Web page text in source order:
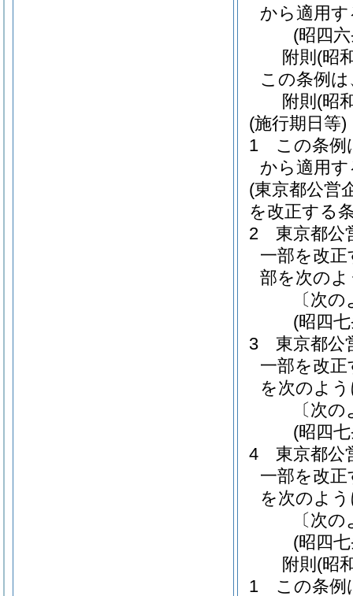
から適用
(昭四
附則 (昭
この条例
附則 (昭
(施行期日等)
1
この条例
から適用
(東京都公営
を改正する
2
東京都公
一部を改
部を次の
〔次
(昭四
3
東京都公
一部を改
を次のよ
〔次
(昭四
4
東京都公
一部を改
を次のよ
〔次
(昭四
附則 (昭
1
この条例